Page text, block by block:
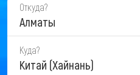
Откуда?
Алматы
Куда?
Китай (Хайнань)